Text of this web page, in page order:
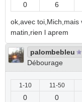
0 6
ok,avec
matin,rien l aprem
palombebleu
Débourage
1-10 11-50
0 0